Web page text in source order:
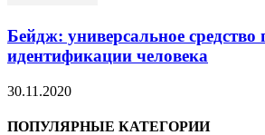
Бейдж: универсальное средство
идентификации человека
30.11.2020
ПОПУЛЯРНЫЕ КАТЕГОРИИ